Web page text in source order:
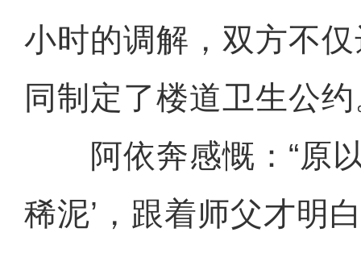
小时的调解，双方不
同制定了楼道卫生公
阿依奔感慨：“原以
稀泥’，跟着师父才明